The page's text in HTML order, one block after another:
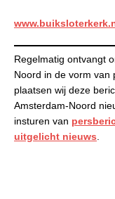
Regelmatig ontvangt
Noord in de vorm van
plaatsen wij deze
Amsterdam-Noord
insturen van
uitgelicht nieuws